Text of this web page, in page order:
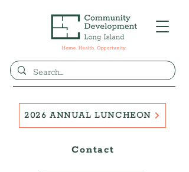
Contact
2026 ANNUAL LUNCHEON